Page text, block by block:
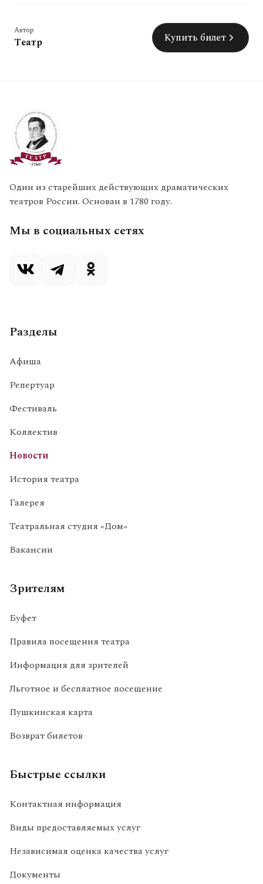
Автор
Театр Купить билет
Один из старейших действующих драматических
театров России. Основан в 1780 году.
Мы в социальных сетях
Разделы
Афиша
Репертуар
Фестиваль
Коллектив
Новости
История театра
Галерея
Театральная студия «Дом»
Вакансии
Зрителям
Буфет
Правила посещения театра
Информация для зрителей
Льготное и бесплатное посещение
Пушкинская карта
Возврат билетов
Быстрые ссылки
Контактная информация
Виды предоставляемых услуг
Независимая оценка качества услуг
Документы